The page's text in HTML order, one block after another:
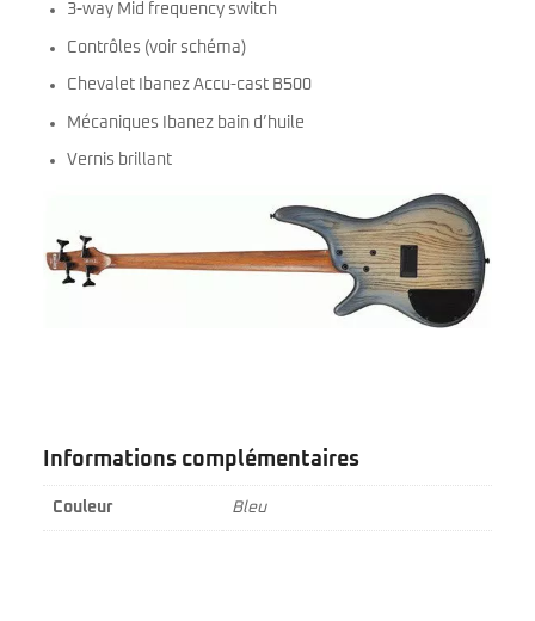
3-way Mid frequency switch
Contrôles (voir schéma)
Chevalet Ibanez Accu-cast B500
Mécaniques Ibanez bain d’huile
Vernis brillant
Informations complémentaires
Couleur Bleu